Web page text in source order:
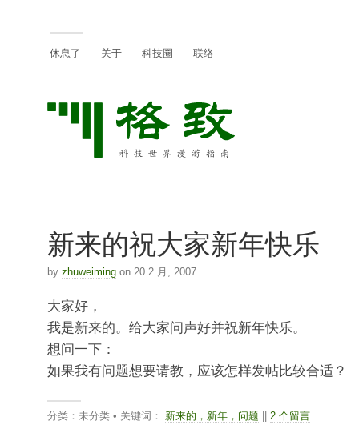
休息了 关于 科技圈 联络
新来的祝大家新年快乐
by zhuweimingon 20 2 月, 2007
大家好，
我是新来的。给大家问声好并祝新年快乐。
想问一下：
如果我有问题想要请教，应该怎样发帖比较合适？
分类：未分类 • 关键词： 新来的，新年，问题 2 个留言